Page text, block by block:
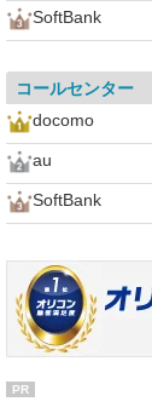
SoftBank
コールセンター
docomo
au
SoftBank
PR